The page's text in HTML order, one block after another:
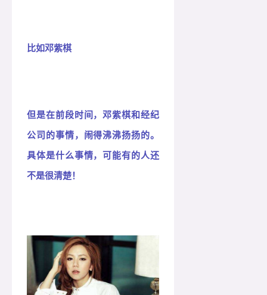
比如邓紫棋
但是在前段时间，邓紫棋和经纪
公司的事情，闹得沸沸扬扬的。
具体是什么事情，可能有的人还
不是很清楚！